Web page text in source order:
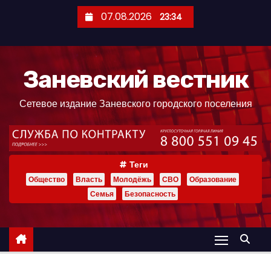
ж
07.08.2026 23:34
Заневский вестник
Сетевое издание Заневского городского поселения
Теги
Общество Власть Молодёжь СВО
Образование
Семья
Безопасность